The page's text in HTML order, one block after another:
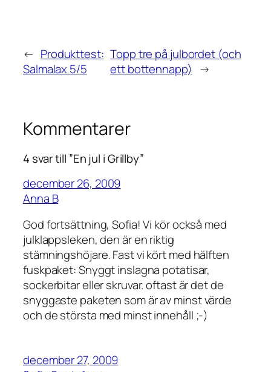
← Produkttest:
Salmalax 5/5
Topp tre på julbordet (och
ett bottennapp) →
Kommentarer
4 svar till ”En jul i Grillby”
december 26, 2009
Anna B
God fortsättning, Sofia! Vi kör också med
julklappsleken, den är en riktig
stämningshöjare. Fast vi kört med hälften
fuskpaket: Snyggt inslagna potatisar,
sockerbitar eller skruvar. oftast är det de
snyggaste paketen som är av minst värde
och de största med minst innehåll ;-)
december 27, 2009